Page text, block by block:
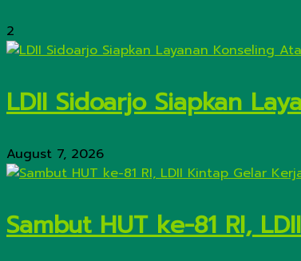
2
LDII Sidoarjo Siapkan
August 7, 2026
Sambut HUT ke-81 RI,